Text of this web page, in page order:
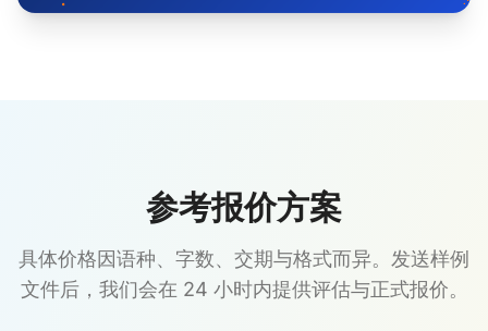
参考报价方案
具体价格因语种、字数、交期与格式而异。发送样例
文件后，我们会在 24 小时内提供评估与正式报价。